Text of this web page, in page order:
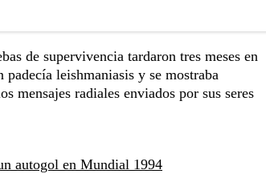
de supervivencia tardaron tres meses en
leishmaniasis y se mostraba
mensajes radiales enviados por sus seres
autogol en Mundial 1994